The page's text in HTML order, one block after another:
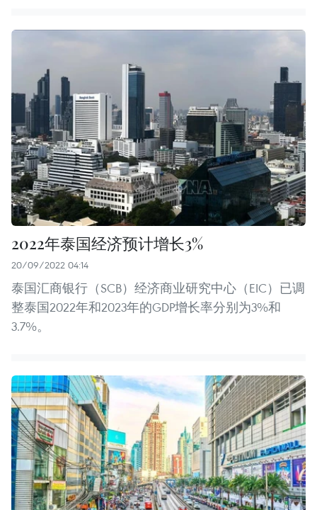
2022年泰国经济预计增长3%
20/09/2022 04:14
泰国汇商银行（SCB）经济商业研究中心（EIC）已调
整泰国2022年和2023年的GDP增长率分别为3%和
3.7%。